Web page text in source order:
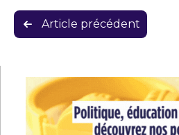
Navigation
de
Article précédent